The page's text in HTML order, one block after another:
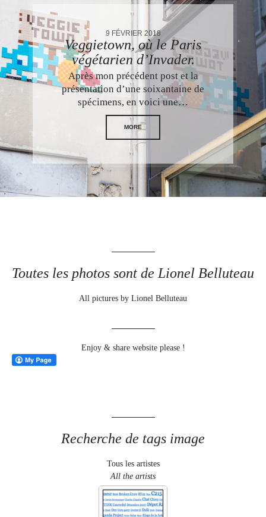
9 FÉVRIER 2018
Veggietown, où le Paris
végétarien d’Invader.
Après mon précédent post et la
présentation d’une soixantaine de
spécimens, en voici une…
MORE
Toutes les photos sont de Lionel Belluteau
All pictures by Lionel Belluteau
Enjoy & share website please !
Recherche de tags image
Tous les artistes
All the artists